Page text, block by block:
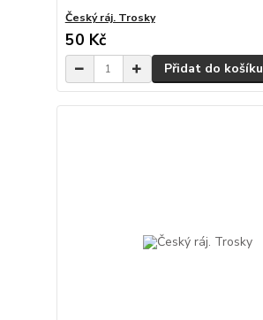
Český ráj. Trosky
50 Kč
Přidat do košíku